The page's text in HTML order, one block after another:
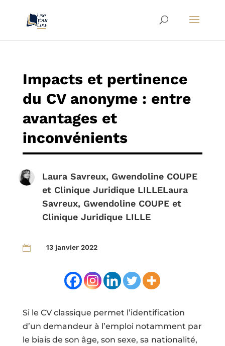
Impacts et pertinence
du CV anonyme : entre
avantages et
inconvénients
Laura Savreux, Gwendoline COUPE
et Clinique Juridique LILLELaura
Savreux, Gwendoline COUPEet
Clinique Juridique LILLE
 13 janvier 2022
Si le CV classique permet l’identification
d’un demandeur à l’emploi notamment par
le biais de son âge, son sexe, sa nationalité,